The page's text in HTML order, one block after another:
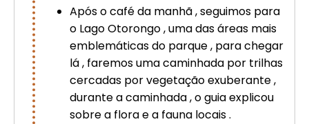
Após o café da manhã , seguimos para
o Lago Otorongo , uma das áreas mais
emblemáticas do parque , para chegar
lá , faremos uma caminhada por trilhas
cercadas por vegetação exuberante ,
durante a caminhada , o guia explicou
sobre a flora e a fauna locais .